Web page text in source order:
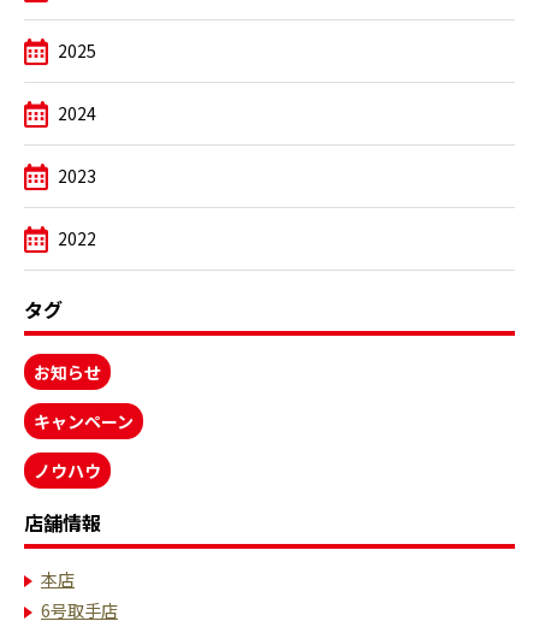
2025
2024
2023
2022
タグ
お知らせ
キャンペーン
ノウハウ
店舗情報
本店
6号取手店